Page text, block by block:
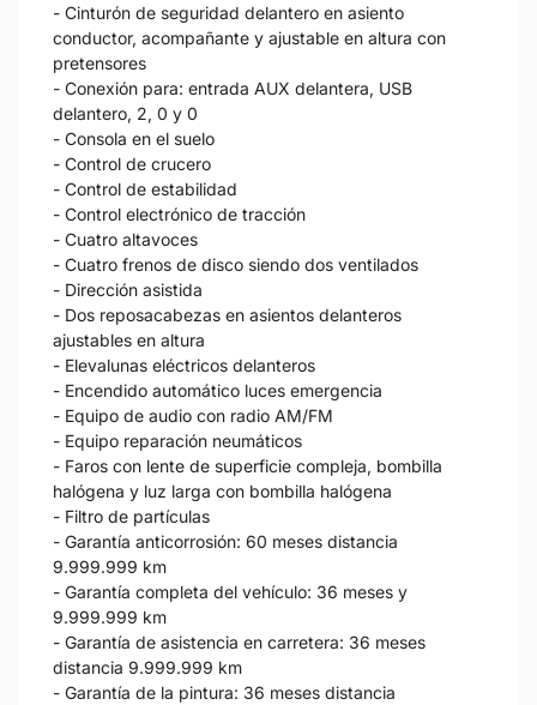
- Cinturón de seguridad delantero en asiento
conductor, acompañante y ajustable en altura con
pretensores
- Conexión para: entrada AUX delantera, USB
delantero, 2, 0 y 0
- Consola en el suelo
- Control de crucero
- Control de estabilidad
- Control electrónico de tracción
- Cuatro altavoces
- Cuatro frenos de disco siendo dos ventilados
- Dirección asistida
- Dos reposacabezas en asientos delanteros
ajustables en altura
- Elevalunas eléctricos delanteros
- Encendido automático luces emergencia
- Equipo de audio con radio AM/FM
- Equipo reparación neumáticos
- Faros con lente de superficie compleja, bombilla
halógena y luz larga con bombilla halógena
- Filtro de partículas
- Garantía anticorrosión: 60 meses distancia
9.999.999 km
- Garantía completa del vehículo: 36 meses y
9.999.999 km
- Garantía de asistencia en carretera: 36 meses
distancia 9.999.999 km
- Garantía de la pintura: 36 meses distancia